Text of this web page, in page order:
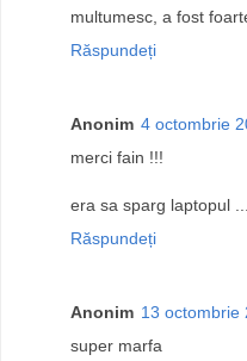
multumesc, a fost
Răspundeți
Anonim 4 octombrie
merci fain !!!
era sa sparg laptopul ...
Răspundeți
Anonim 13 octombrie
super marfa